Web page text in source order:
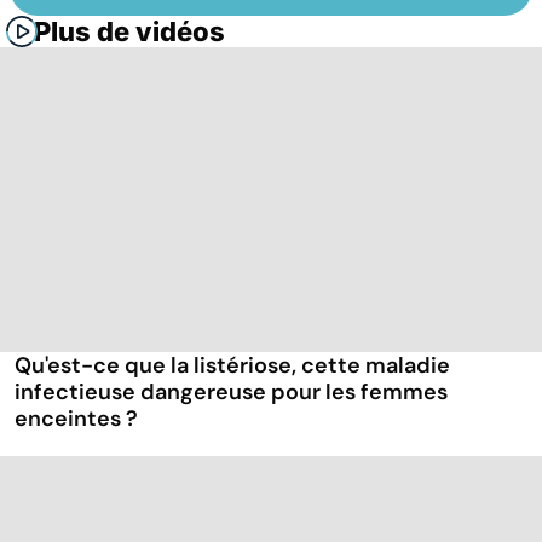
Plus de vidéos
Qu'est-ce que la listériose, cette maladie
infectieuse dangereuse pour les femmes
enceintes ?